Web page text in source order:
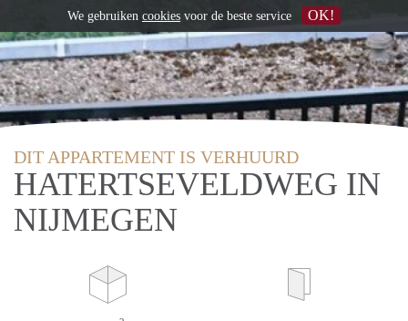
DIT APPARTEMENT IS VERHUURD
HATERTSEVELDWEG IN
NIJMEGEN
We gebruiken cookies voor de beste service OK!